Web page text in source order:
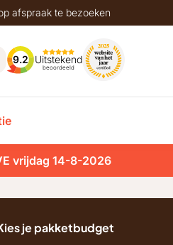
afspraak te bezoeken
9.2 Uitstekend
beoordeeld
vrijdag 14-8-2026
je pakketbudget